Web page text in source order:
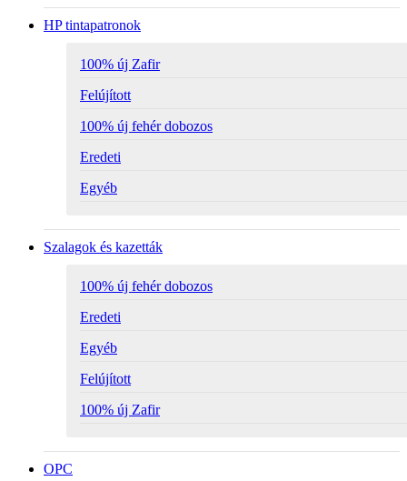
HP tintapatronok
100% új Zafir
Felújított
100% új fehér dobozos
Eredeti
Egyéb
Szalagok és kazetták
100% új fehér dobozos
Eredeti
Egyéb
Felújított
100% új Zafir
OPC